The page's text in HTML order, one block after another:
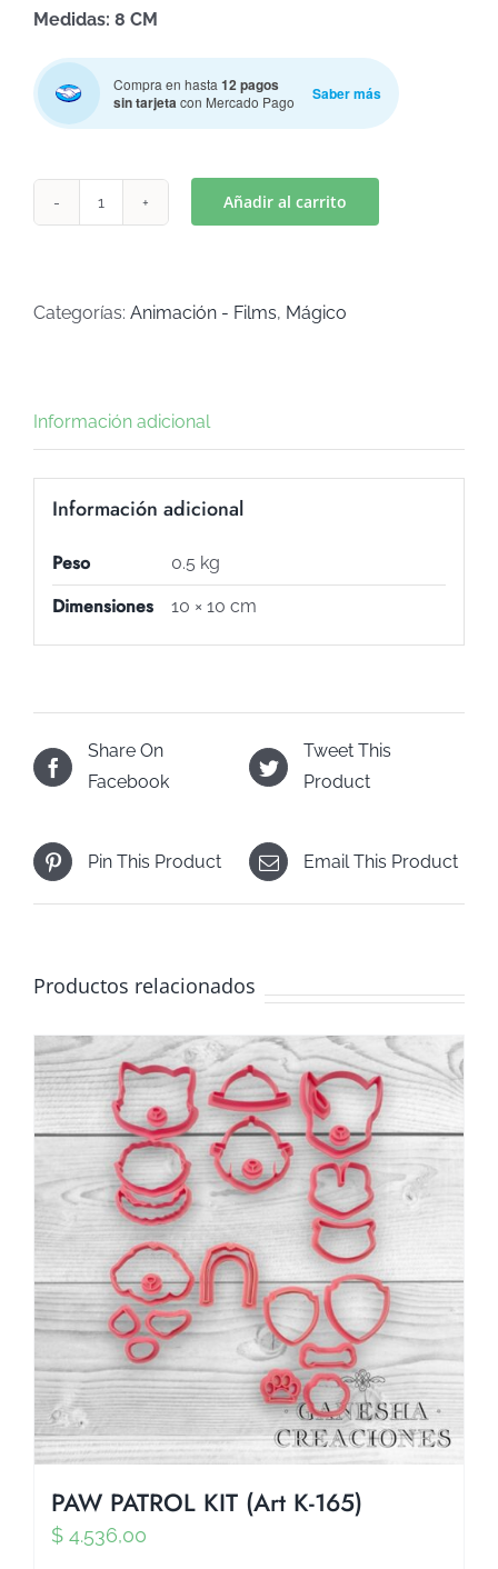
Medidas: 8 CM
Compra en hasta12 pagos
sin tarjetacon Mercado Pago Saber más
C-
Añadir al carrito
Categorías: Animación - Films, Mágico
Información adicional
Información adicional
Peso 0.5 kg
Dimensiones 10 × 10 cm
Share On
Facebook
Tweet This
Product
Pin This Product Email This Product
Productos relacionados
PAW PATROL KIT (Art K-165)
$ 4.536,00